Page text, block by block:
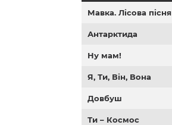
Мавка. Лісова пісня
Антарктида
Ну мам!
Я, Ти, Він, Вона
Довбуш
Ти – Космос